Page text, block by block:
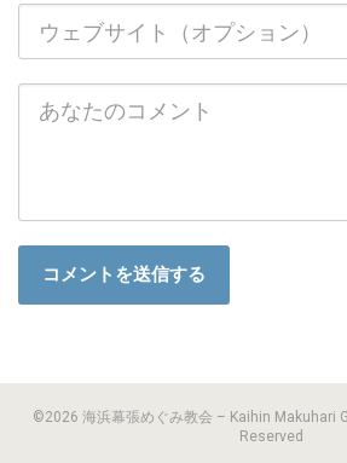
©2026 海浜幕張めぐみ教会 – Kaihin Makuhari
Reserved